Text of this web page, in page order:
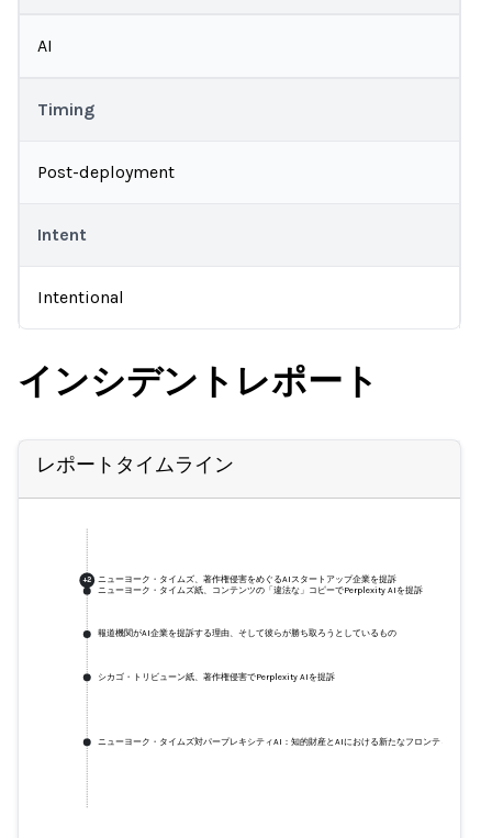
AI
Timing
Post-deployment
Intent
Intentional
インシデントレポート
レポートタイムライン
+2
ニューヨーク・タイムズ、著作権侵害をめぐるAIスタートアップ企業を提訴
ニューヨーク・タイムズ紙、コンテンツの「違法な」コピーでPerplexity AIを提訴
報道機関がAI企業を提訴する理由、そして彼らが勝ち取ろうとしているもの
シカゴ・トリビューン紙、著作権侵害でPerplexity AIを提訴
ニューヨーク・タイムズ対パープレキシティAI：知的財産とAIにおける新たなフロンティア